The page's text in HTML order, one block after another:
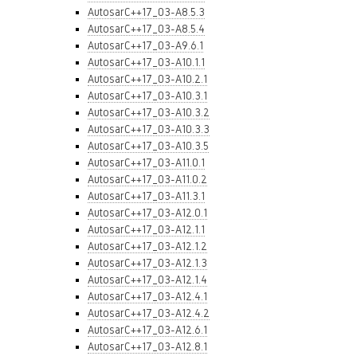
AutosarC++17_03-A8.5.3
AutosarC++17_03-A8.5.4
AutosarC++17_03-A9.6.1
AutosarC++17_03-A10.1.1
AutosarC++17_03-A10.2.1
AutosarC++17_03-A10.3.1
AutosarC++17_03-A10.3.2
AutosarC++17_03-A10.3.3
AutosarC++17_03-A10.3.5
AutosarC++17_03-A11.0.1
AutosarC++17_03-A11.0.2
AutosarC++17_03-A11.3.1
AutosarC++17_03-A12.0.1
AutosarC++17_03-A12.1.1
AutosarC++17_03-A12.1.2
AutosarC++17_03-A12.1.3
AutosarC++17_03-A12.1.4
AutosarC++17_03-A12.4.1
AutosarC++17_03-A12.4.2
AutosarC++17_03-A12.6.1
AutosarC++17_03-A12.8.1